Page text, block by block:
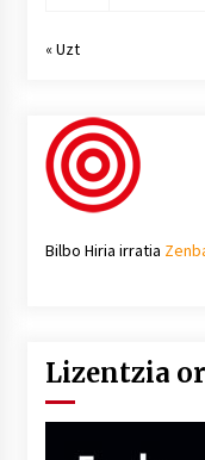
« Uzt
Bilbo Hiria irratia
Lizentzia